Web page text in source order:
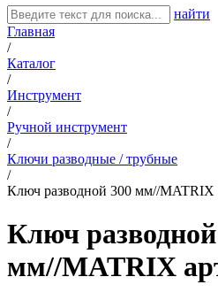
найти
Главная
/
Каталог
/
Инструмент
/
Ручной инструмент
/
Ключи разводные / трубные
/
Ключ разводной 300 мм//MATRIX
Ключ
мм//MATRIX